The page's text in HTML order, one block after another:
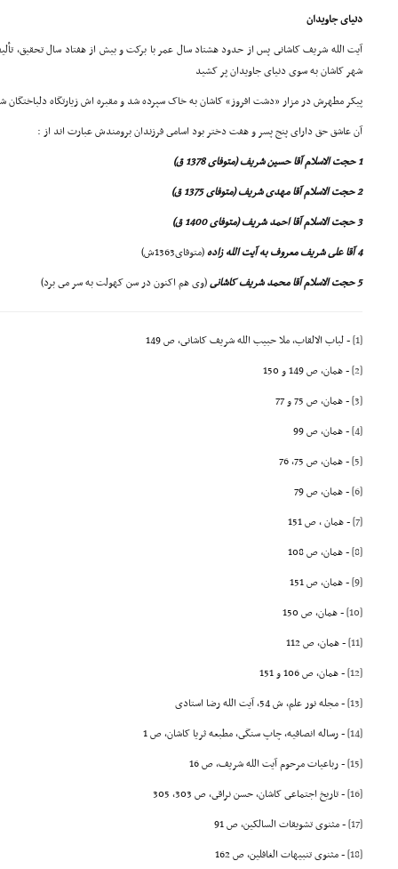
دنیاى جاویدان
شهر کاشان به سوى دنیاى جاویدان پر کشید
پیکر مطهرش در مزار «دشت افروز» کاشان به خاک سپرده شد و مقبره اش زیارتگاه
آن عاشق حق داراى پنج پسر و هفت دختر بود اسامى فرزندان برومندش عبارت اند از :
1 حجت الاسلام آقا حسین شریف (متوفاى 1378 ق)
2 حجت الاسلام آقا مهدى شریف (متوفاى 1375 ق)
3 حجت الاسلام آقا احمد شریف (متوفاى 1400 ق)
4 آقا على شریف معروف به آیت الله زاده
(متوفاى1363ش)
5 حجت الاسلام آقا محمد شریف کاشانى
(وى هم اکنون در سن کهولت به سر مى برد)
[1] - لباب الالقاب، ملا حبیب الله شریف کاشانى، ص 149
[2] - همان، ص 149 و 150
[3] - همان، ص 75 و 77
[4] - همان، ص 99
[5] - همان، ص 75، 76
[6] - همان، ص 79
[7] - همان ، ص 151
[8] - همان، ص 108
[9] - همان، ص 151
[10]
- همان، ص 150
[11]
- همان، ص 112
[12]
- همان، ص 106 و 151
[13]
- مجله نور علم، ش 54، آیت الله رضا استادى
[14]
- رساله انصافیه، چاپ سنگى، مطبعه ثریا کاشان، ص 1
[15]
- رباعیات مرحوم آیت الله شریف، ص 16
[16]
- تاریخ اجتماعى کاشان، حسن نراقى، ص 303، 305
[17]
- مثنوى تشویقات السالکین، ص 91
[18]
- مثنوى تنبیهات الغافلین، ص 162